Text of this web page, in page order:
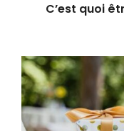
C’est quoi